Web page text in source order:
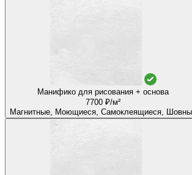
Манифико для рисования + основа
7700 ₽/м²
Магнитные, Моющиеся,